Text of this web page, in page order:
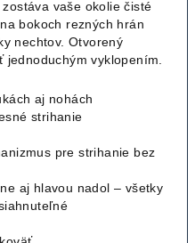
zostáva vaše okolie čisté
bokoch rezných hrán
nechtov. Otvorený
vyklopením.
aj nohách
strihanie
pre strihanie bez
aj hlavou nadol – všetky